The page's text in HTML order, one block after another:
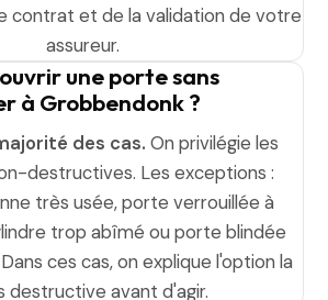
contrat et de la validation de votre
assureur.
une porte sans
à Grobbendonk ?
des cas. On privilégie les
destructives. Les exceptions :
très usée, porte verrouillée à
trop abîmé ou porte blindée
ces cas, on explique l'option la
destructive avant d'agir.